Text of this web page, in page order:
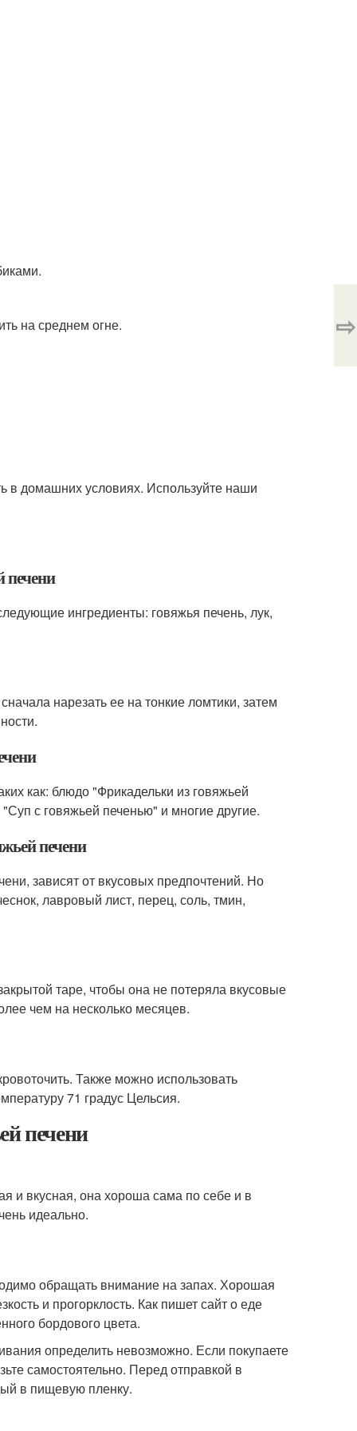
на среднем огне.
в домашних условиях. Используйте наши
печени
ингредиенты: говяжья печень, лук,
нарезать ее на тонкие ломтики, затем
как: блюдо "Фрикадельки из говяжьей
с говяжьей печенью" и многие другие.
печени
зависят от вкусовых предпочтений. Но
лавровый лист, перец, соль, тмин,
таре, чтобы она не потеряла вкусовые
чем на несколько месяцев.
Также можно использовать
71 градус Цельсия.
печени
и вкусная, она хороша сама по себе и в
идеально.
обращать внимание на запах. Хорошая
и прогорклость. Как пишет сайт о еде
бордового цвета.
определить невозможно. Если покупаете
самостоятельно. Перед отправкой в
в пищевую пленку.
⇨